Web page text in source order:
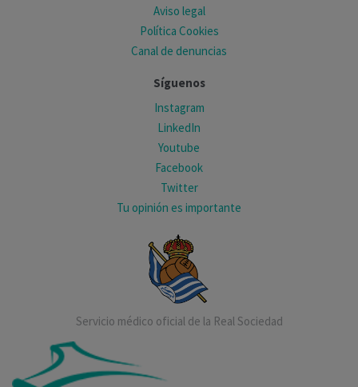
Aviso legal
Política Cookies
Canal de denuncias
Síguenos
Instagram
LinkedIn
Youtube
Facebook
Twitter
Tu opinión es importante
Servicio médico oficial de la Real Sociedad